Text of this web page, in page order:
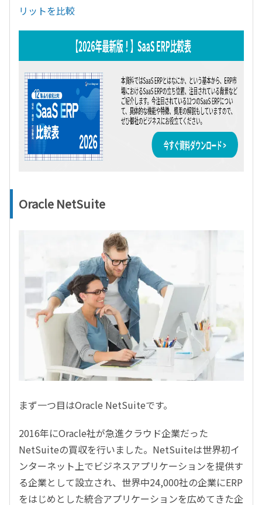
リットを比較
Oracle NetSuite
まず一つ目はOracle NetSuiteです。
2016年にOracle社が急進クラウド企業だった
NetSuiteの買収を行いました。NetSuiteは世界初イ
ンターネット上でビジネスアプリケーションを提供す
る企業として設立され、世界中24,000社の企業にERP
をはじめとした統合アプリケーションを広めてきた企